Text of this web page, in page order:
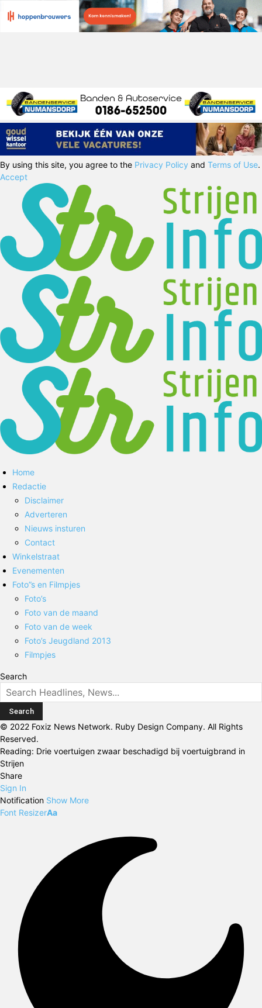
By using this site, you agree to the Privacy Policy and Terms of Use.
Accept
Home
Redactie
Disclaimer
Adverteren
Nieuws insturen
Contact
Winkelstraat
Evenementen
Foto”s en Filmpjes
Foto’s
Foto van de maand
Foto van de week
Foto’s Jeugdland 2013
Filmpjes
Search
© 2022 Foxiz News Network. Ruby Design Company. All Rights
Reserved.
Reading: Drie voertuigen zwaar beschadigd bij voertuigbrand in
Strijen
Share
Sign In
Notification Show More
Font ResizerAa